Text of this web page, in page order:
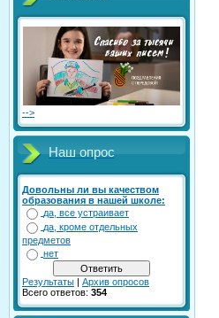
-->
Наш опрос
Довольны ли вы качеством
образования в нашей школе:
да, все устраивает
да, кроме отдельных
предметов
нет
Результаты | Архив опросов
Всего ответов: 354